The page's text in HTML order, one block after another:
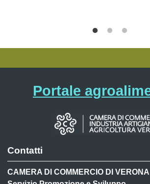
Portale
Contatti
CAMERA DI COMMERCIO DI VERONA